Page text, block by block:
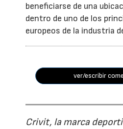
beneficiarse de una
dentro de uno de los
europeos de la industria
ver/escribir
Crivit, la marca